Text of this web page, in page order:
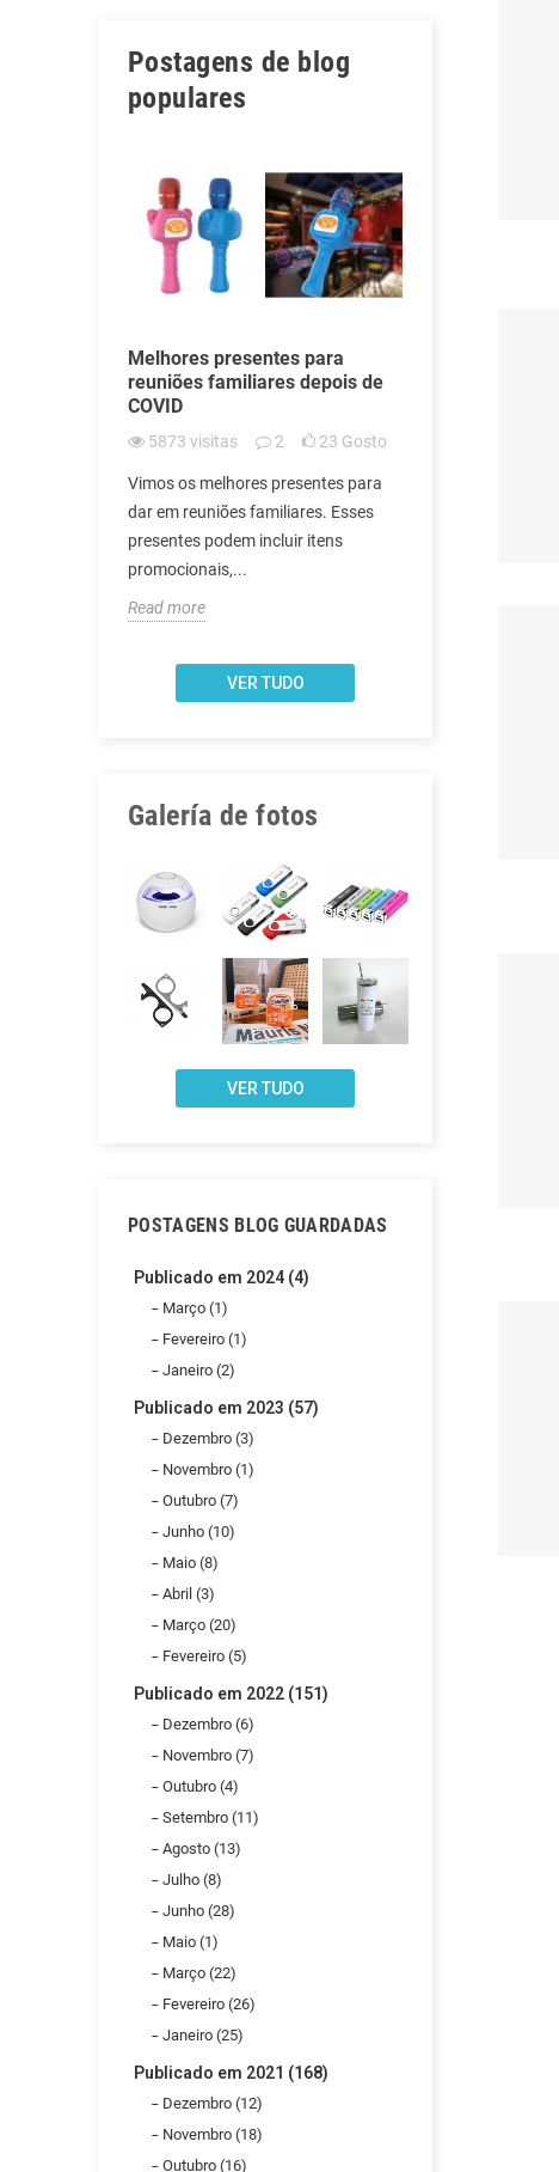
Postagens de blog
populares
Melhores presentes para
reuniões familiares depois de
COVID
5873 visitas 2 23 Gosto
Vimos os melhores presentes para
dar em reuniões familiares. Esses
presentes podem incluir itens
promocionais,...
Read more
VER TUDO
Galería de fotos
VER TUDO
POSTAGENS BLOG GUARDADAS
Publicado em 2024 (4)
Março (1)
Fevereiro (1)
Janeiro (2)
Publicado em 2023 (57)
Dezembro (3)
Novembro (1)
Outubro (7)
Junho (10)
Maio (8)
Abril (3)
Março (20)
Fevereiro (5)
Publicado em 2022 (151)
Dezembro (6)
Novembro (7)
Outubro (4)
Setembro (11)
Agosto (13)
Julho (8)
Junho (28)
Maio (1)
Março (22)
Fevereiro (26)
Janeiro (25)
Publicado em 2021 (168)
Dezembro (12)
Novembro (18)
Outubro (16)